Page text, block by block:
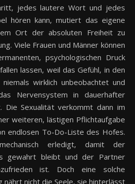
jedes lautere Wort und jedes
hören kann, mutiert das eigene
Ort der absoluten Freiheit zu
Viele Frauen und Männer können
psychologischen Druck
lassen, weil das Gefühl, in den
wirklich unbeobachtet und
Nervensystem in dauerhafter
Die Sexualität verkommt dann im
weiteren, lästigen Pflichtaufgabe
endlosen To-Do-Liste des Hofes.
erledigt, damit der
gewahrt bleibt und der Partner
ist. Doch eine solche
nicht die Seele, sie hinterlässt